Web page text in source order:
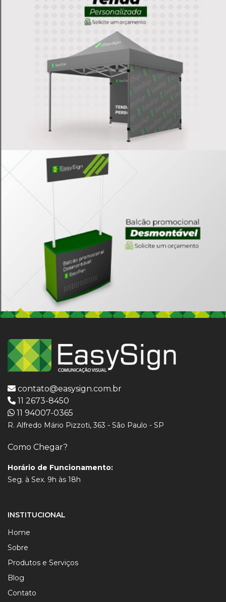
contato@easysign.com.br
11 2673-8450
11 94007-0365
R. Alfredo Mário Pizzoti, 363 - São Paulo - SP
Como Chegar?
Horário de Funcionamento:
Seg. à Sex. 9h às 18h
INSTITUCIONAL
Home
Sobre
Produtos e Serviços
Blog
Contato